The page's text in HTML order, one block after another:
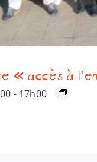
« accès à
- 17h00